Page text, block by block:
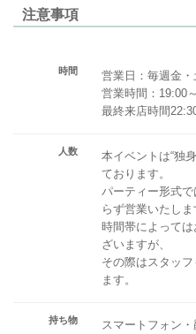
注意事項
時間
営業日：毎週金・
営業時間：19:00
最終来店時間
人数
本イベントは“独
ております。
パーティー形式
らず営業いたしま
時間帯によって
ざいますが、
その際はスタッ
ます。
持ち物
スマートフォン